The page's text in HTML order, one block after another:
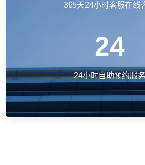
365天24小时客服在线
24
24小时自助预约服务